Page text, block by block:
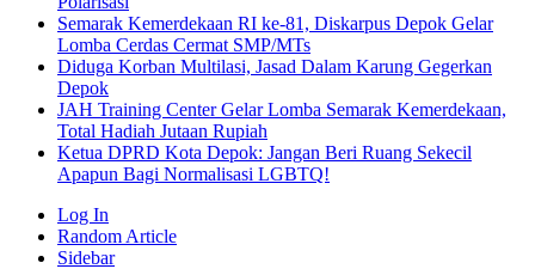
Semarak Kemerdekaan RI ke-81, Diskarpus Depok Gelar
Lomba Cerdas Cermat SMP/MTs
Diduga Korban Multilasi, Jasad Dalam Karung Gegerkan
Depok
JAH Training Center Gelar Lomba Semarak Kemerdekaan,
Total Hadiah Jutaan Rupiah
Ketua DPRD Kota Depok: Jangan Beri Ruang Sekecil
Apapun Bagi Normalisasi LGBTQ!
Log In
Random Article
Sidebar